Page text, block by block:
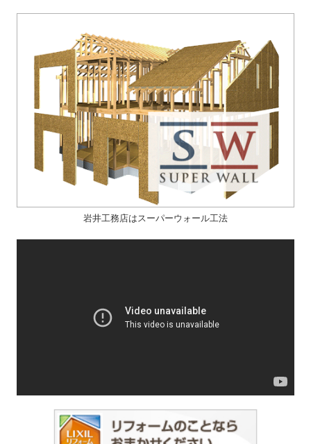
岩井工務店はスーパーウォール工法